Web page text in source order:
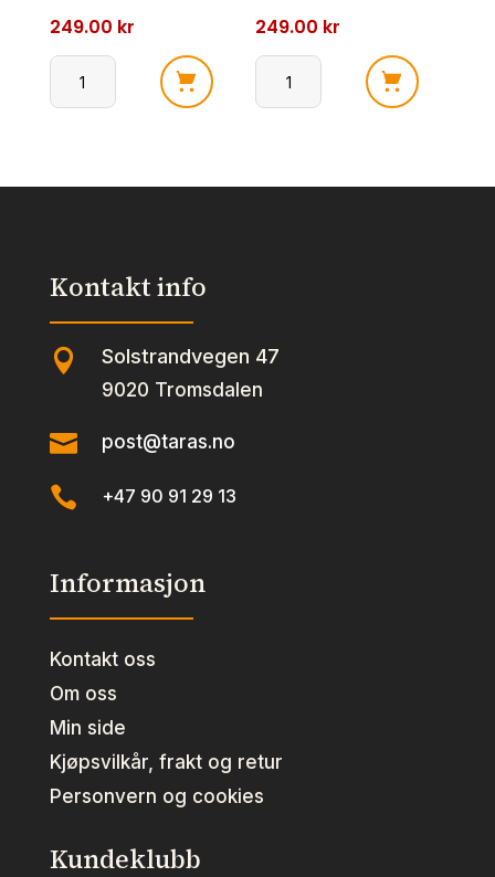
249.00 kr
Sögne
antall
249.00 kr
Sögne
Kontakt info
 Solstrandvegen 47
9020 Tromsdalen
 post@taras.no
 +47 90 91 29 13
Informasjon
Kontakt oss
Om oss
Min side
Kjøpsvilkår, frakt og retur
Personvern og cookies
Kundeklubb